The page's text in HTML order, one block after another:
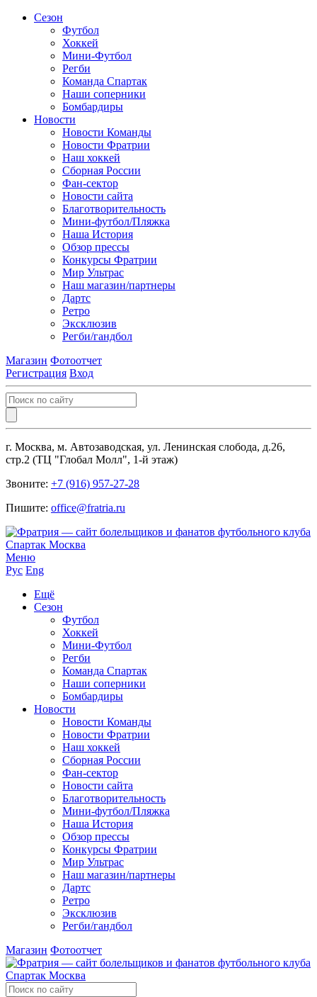
Сезон
Футбол
Хоккей
Мини-Футбол
Регби
Команда Спартак
Наши соперники
Бомбардиры
Новости
Новости Команды
Новости Фратрии
Наш хоккей
Сборная России
Фан-cектор
Новости сайта
Благотворительность
Мини-футбол/Пляжка
Наша История
Обзор прессы
Конкурсы Фратрии
Мир Ультрас
Наш магазин/партнеры
Дартс
Ретро
Эксклюзив
Регби/гандбол
Магазин Фотоотчет
Регистрация Вход
г. Москва, м. Автозаводская, ул. Ленинская слобода, д.26,
стр.2 (ТЦ "Глобал Молл", 1-й этаж)
Звоните: +7 (916) 957-27-28
Пишите: office@fratria.ru
Меню
Рус Eng
Ещё
Сезон
Футбол
Хоккей
Мини-Футбол
Регби
Команда Спартак
Наши соперники
Бомбардиры
Новости
Новости Команды
Новости Фратрии
Наш хоккей
Сборная России
Фан-cектор
Новости сайта
Благотворительность
Мини-футбол/Пляжка
Наша История
Обзор прессы
Конкурсы Фратрии
Мир Ультрас
Наш магазин/партнеры
Дартс
Ретро
Эксклюзив
Регби/гандбол
Магазин Фотоотчет